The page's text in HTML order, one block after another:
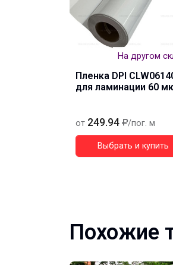
На другом
Пленка DPI
для ламинации 60
от 249.94 /пог. м
Выбрать и купить
Похожие